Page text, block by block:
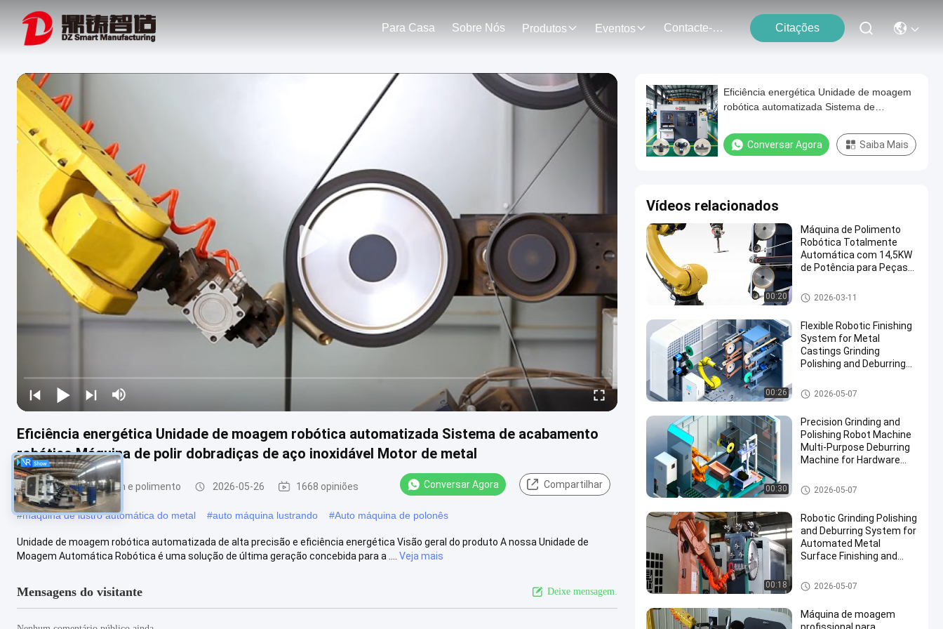
Para Casa Sobre Nós Produtos Eventos Contacte-Nos Citações
Eficiência energética Unidade de moagem robótica automatizada Sistema de acabamento
robótico Máquina de polir dobradiças de aço inoxidável Motor de metal
Máquina de moagem e polimento 2026-05-26 1668 opiniões Conversar Agora Compartilhar
#máquina de lustro automática do metal #auto máquina lustrando #Auto máquina de polonês
Unidade de moagem robótica automatizada de alta precisão e eficiência energética Visão geral do produto A nossa Unidade de
Moagem Automática Robótica é uma solução de última geração concebida para a ....
Veja mais
Mensagens do visitante Deixe mensagem.
Eficiência energética Unidade de moagem
robótica automatizada Sistema de
dobradiças de aço inoxidável Motor de
metal
Conversar Agora Saiba Mais
Vídeos relacionados
00:20
Máquina de Polimento
Robótica Totalmente
Automática com 14,5KW
de Potência para Peças
Acabamento Espelhado
Máquina de moagem e polime
nto de robôs
2026-03-11
00:26
Flexible Robotic Finishing
System for Metal
Castings Grinding
Polishing and Deburring
Máquina de moagem e polime
nto
2026-05-07
00:30
Precision Grinding and
Polishing Robot Machine
Multi-Purpose Deburring
Machine for Hardware
Manufacturing
Máquina de moagem e polime
nto
2026-05-07
00:18
Robotic Grinding Polishing
and Deburring System for
Automated Metal
Surface Finishing and
Máquina de moagem e polime
nto
2026-05-07
Máquina de moagem